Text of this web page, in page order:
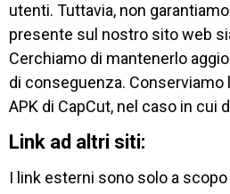
utenti. Tuttavia, non
presente sul nostro sito web
Cerchiamo di mantenerlo
di conseguenza.
APK di CapCut, nel caso in cui
Link ad altri siti:
I link esterni sono solo a